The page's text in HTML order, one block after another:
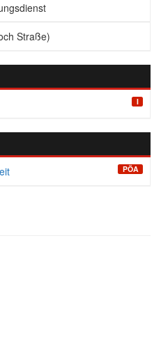
Straße)
I
PÖA